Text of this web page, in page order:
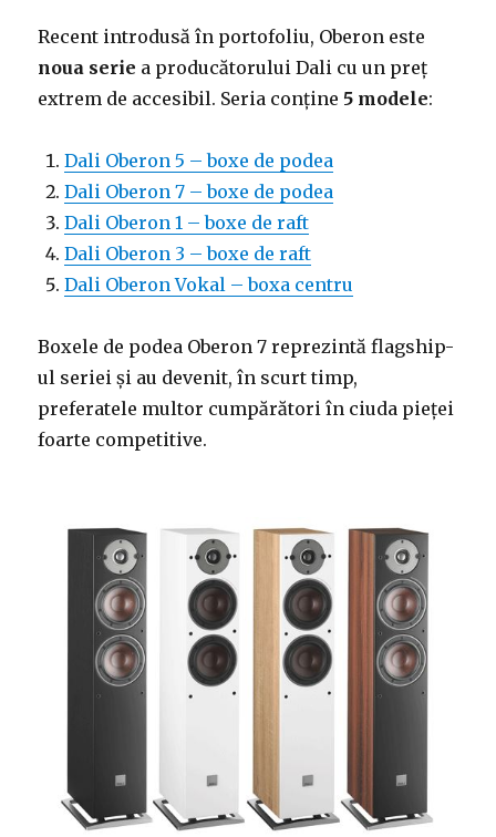
Recent introdusă în portofoliu, Oberon este
noua serie a producătorului Dali cu un preț
extrem de accesibil. Seria conține 5 modele:
Dali Oberon 5 – boxe de podea
Dali Oberon 7 – boxe de podea
Dali Oberon 1 – boxe de raft
Dali Oberon 3 – boxe de raft
Dali Oberon Vokal – boxa centru
Boxele de podea Oberon 7 reprezintă flagship-
ul seriei și au devenit, în scurt timp,
preferatele multor cumpărători în ciuda pieței
foarte competitive.